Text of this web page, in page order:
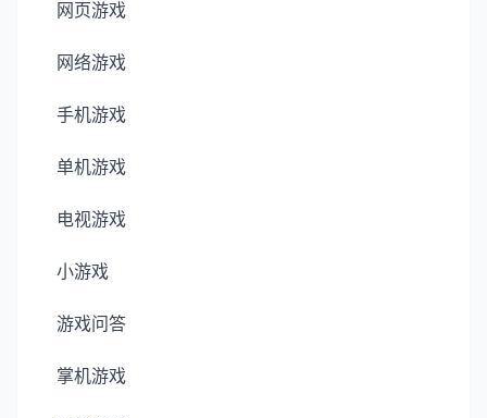
网页游戏
网络游戏
手机游戏
单机游戏
电视游戏
小游戏
游戏问答
掌机游戏